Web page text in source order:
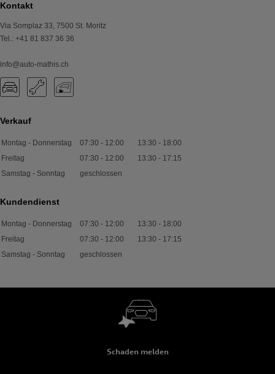
Kontakt
Via Somplaz 33, 7500 St. Moritz
Tel.: +41 81 837 36 36
info@auto-mathis.ch
Verkauf
Montag - Donnerstag 07:30 - 12:00 13:30 - 18:00
Freitag
07:30 - 12:00 13:30 - 17:15
Samstag - Sonntag
geschlossen
Kundendienst
Montag - Donnerstag 07:30 - 12:00 13:30 - 18:00
Freitag
07:30 - 12:00 13:30 - 17:15
Samstag - Sonntag
geschlossen
Schaden melden